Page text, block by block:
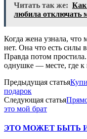
Читать так же: Как
любила отключать
Когда жена узнала, что
нет. Она что есть силы
Правда потом
однушке — месте, где
Предыдущая статья
подарок
Следующая статья
это мой брат
ЭТО МОЖЕТ БЫТЬ